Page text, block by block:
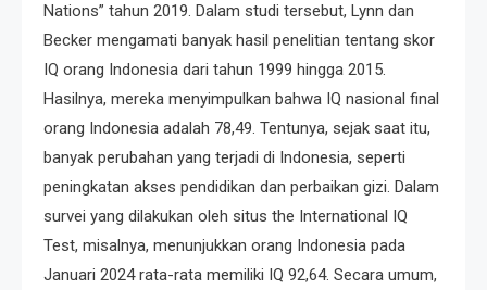
Nations” tahun 2019. Dalam studi tersebut, Lynn dan
Becker mengamati banyak hasil penelitian tentang skor
IQ orang Indonesia dari tahun 1999 hingga 2015.
Hasilnya, mereka menyimpulkan bahwa IQ nasional final
orang Indonesia adalah 78,49. Tentunya, sejak saat itu,
banyak perubahan yang terjadi di Indonesia, seperti
peningkatan akses pendidikan dan perbaikan gizi. Dalam
survei yang dilakukan oleh situs the International IQ
Test, misalnya, menunjukkan orang Indonesia pada
Januari 2024 rata-rata memiliki IQ 92,64. Secara umum,